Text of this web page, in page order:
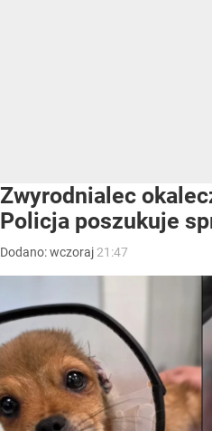
Zwyrodnialec
Policja poszukuje
Dodano:wczoraj 21:47